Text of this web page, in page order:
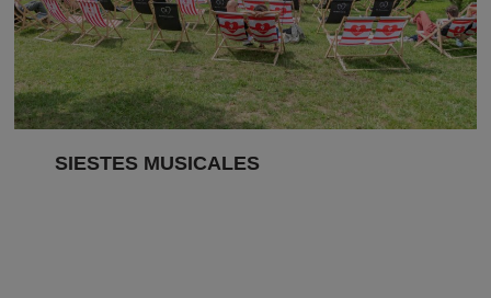
SIESTES MUSICALES